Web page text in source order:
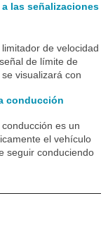
las señalizaciones
de velocidad
de límite de
visualizará con
conducción
es un
el vehículo
seguir conduciendo